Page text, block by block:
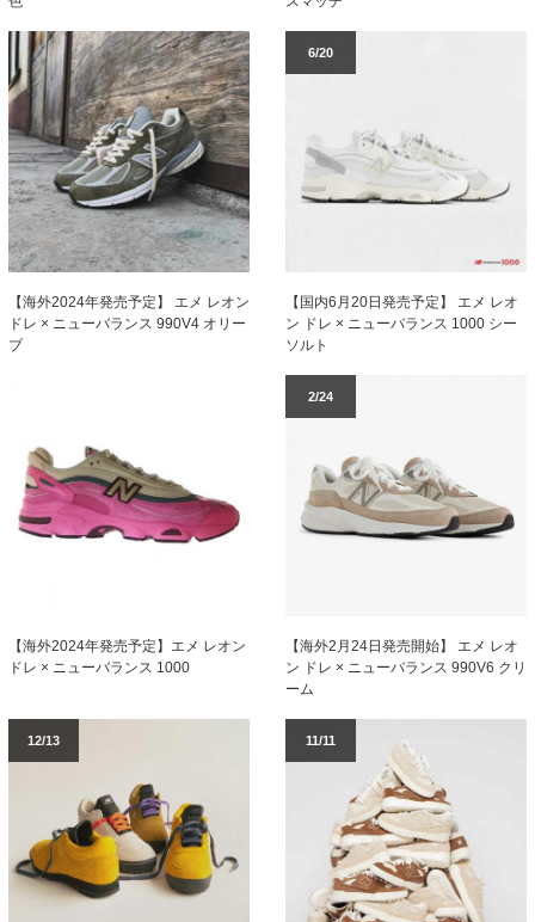
【海外2024年発売予定】 エメ レオン
ドレ × ニューバランス 990V4 オリー
ブ
6/20
【国内6月20日発売予定】 エメ レオ
ン ドレ × ニューバランス 1000 シー
ソルト
【海外2024年発売予定】エメ レオン
ドレ × ニューバランス 1000
2/24
【海外2月24日発売開始】 エメ レオ
ン ドレ × ニューバランス 990V6 クリ
ーム
12/13 11/11